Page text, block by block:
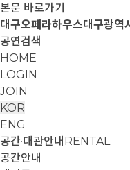
본문 바로가기
대구오페라하우스대구광역
공연검색
HOME
LOGIN
JOIN
KOR
ENG
공간·대관안내 RENTAL
공간안내